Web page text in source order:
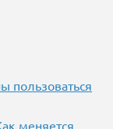
пользоваться
меняется